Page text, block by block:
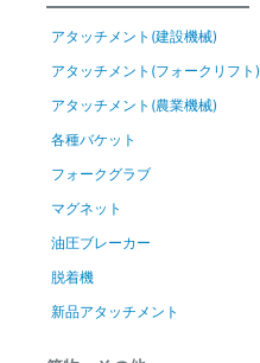
アタッチメント(建設機械)
アタッチメント(フォークリフト)
アタッチメント(農業機械)
各種バケット
フォークグラブ
マグネット
油圧ブレーカー
脱着機
新品アタッチメント